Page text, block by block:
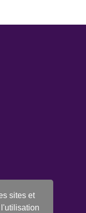
sites et
des SSP